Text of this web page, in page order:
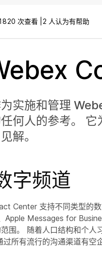
次查看 | 2 人认为有帮助
实施和管理
何人的参考。
解。
字频道
Center 支持不同类型的
Apple Messages for
围。 随着人口结构和个人
所有流行的沟通渠道有空企